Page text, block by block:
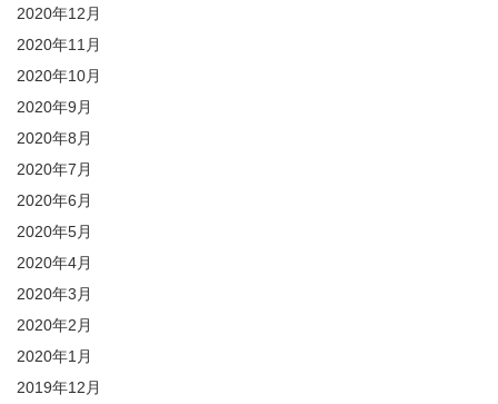
2020年12月
2020年11月
2020年10月
2020年9月
2020年8月
2020年7月
2020年6月
2020年5月
2020年4月
2020年3月
2020年2月
2020年1月
2019年12月